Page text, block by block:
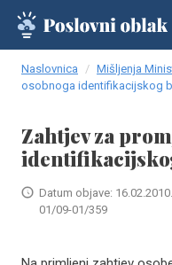
Naslovnica Mišljenja
osobnoga identifikacijskog
Zahtjev za
Datum objave:
01/09-01/359